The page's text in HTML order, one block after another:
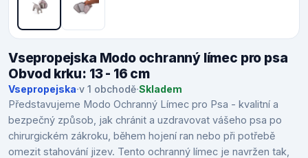
Vsepropejska Modo ochranný límec pro psa
Obvod krku: 13 - 16 cm
Vsepropejska·v 1 obchodě·Skladem
Představujeme Modo Ochranný Límec pro Psa - kvalitní a
bezpečný způsob, jak chránit a uzdravovat vášeho psa po
chirurgickém zákroku, během hojení ran nebo při potřebě
omezit stahování jizev. Tento ochranný límec je navržen tak,